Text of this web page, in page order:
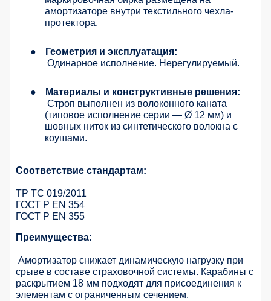
амортизаторе внутри текстильного чехла-
протектора.
●
Геометрия и эксплуатация:
Одинарное исполнение. Нерегулируемый.
●
Материалы и конструктивные решения:
Строп выполнен из волоконного каната
(типовое исполнение серии — Ø 12 мм) и
шовных ниток из синтетического волокна с
коушами.
Соответствие стандартам:
ТР ТС 019/2011
ГОСТ Р EN 354
ГОСТ Р EN 355
Преимущества:
Амортизатор снижает динамическую нагрузку при
срыве в составе страховочной системы. Карабины с
раскрытием 18 мм подходят для присоединения к
элементам с ограниченным сечением.